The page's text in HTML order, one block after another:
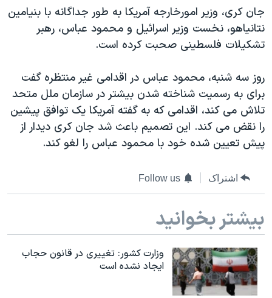
اسرائیل در جنگ
گالری عکس
ورزش زنان در ایران
اعتراضات زن، زندگی، آزادی
تریبونال مردمی آبان ۹۸
دادگاه حمید نوری
چهل سال گروگان‌گیری
قانون شفافیت دارائی کادر رهبری ایران
نرگس محمدی برنده جایزه نوبل صلح
همایش محافظه‌کاران آمریکا «سی‌پک»
صفحه‌های ویژه
سفر پرزیدنت ترامپ به چین
زبانهای مختلف
جان کری، وزیر امورخارجه آمریکا به طور جداگانه با بنیامین
نتانیاهو، نخست وزیر اسرائیل و محمود عباس، رهبر
تشکیلات فلسطینی صحبت کرده است.
روز سه شنبه، محمود عباس در اقدامی غیر منتظره گفت
برای به رسمیت شناخته شدن بیشتر در سازمان ملل متحد
تلاش می کند، اقدامی که به گفته آمریکا یک توافق پیشین
را نقض می کند. این تصمیم باعث شد جان کری دیدار از
پیش تعیین شده خود با محمود عباس را لغو کند.
اشتراک Follow us
بیشتر بخوانید
وزارت کشور: تغییری در قانون حجاب
ایجاد نشده است